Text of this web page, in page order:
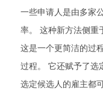
一些申请人是由多家
率。 这种新方法侧重
这是一个更简洁的过
过程。 它还赋予了选
选定候选人的雇主都